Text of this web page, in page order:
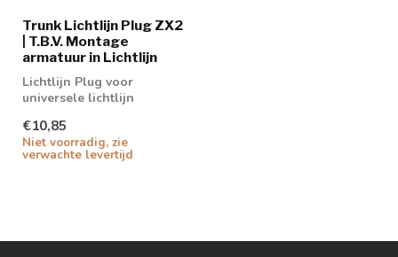
Trunk Lichtlijn Plug ZX2
| T.B.V. Montage
armatuur in Lichtlijn
Lichtlijn Plug voor
universele lichtlijn
€10,85
Niet voorradig, zie
verwachte levertijd